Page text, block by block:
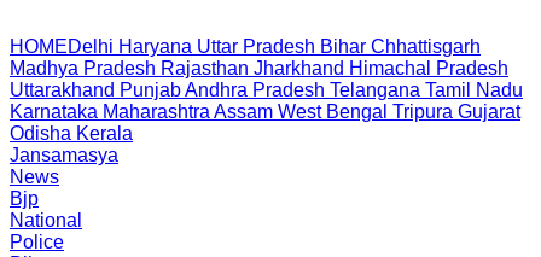
HOMEDelhi Haryana Uttar Pradesh Bihar Chhattisgarh
Madhya Pradesh Rajasthan Jharkhand Himachal Pradesh
Uttarakhand PunjabAndhra Pradesh Telangana Tamil Nadu
Karnataka Maharashtra Assam West Bengal Tripura Gujarat
Odisha Kerala
Jansamasya
News
Bjp
National
Police